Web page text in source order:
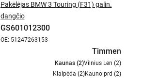
Pakėlėjas BMW 3 Touring (F31) galin.
dangčio
GS601012300
OE: 51247263153
Timmen
Kaunas (2)Vilnius Len (2)
Klaipėda (2)Kauno prd (2)